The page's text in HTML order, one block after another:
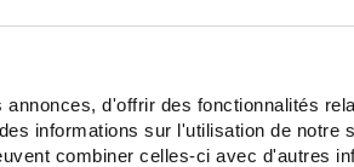
d'offrir des fonctionnalités
informations sur l'utilisation de notre
combiner celles-ci avec d'autres